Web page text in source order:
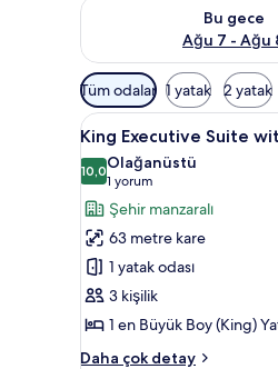
Bu gece
Ağu 7 - Ağu
Odalar
için
mevcut
filtreler
Tüm odalar 1 yatak 2 yatak
King
Executive
Suite
with
Lounge
Access
için
tüm
fotoğrafları
görün
6
King Executive Suite
10,010,0 / 10
Olağanüstü
1 yorum
(1
yorum)
Şehir manzaralı
63 metre kare
1 yatak odası
3 kişilik
1 en Büyük Boy (King)
Daha çok detay
King